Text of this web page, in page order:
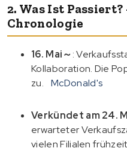
2. Was Ist Passiert?
Chronologie
16. Mai～:
Kollaboration. Die
zu.
McDonald's
Verkündet am 24.
erwarteter
vielen Filialen